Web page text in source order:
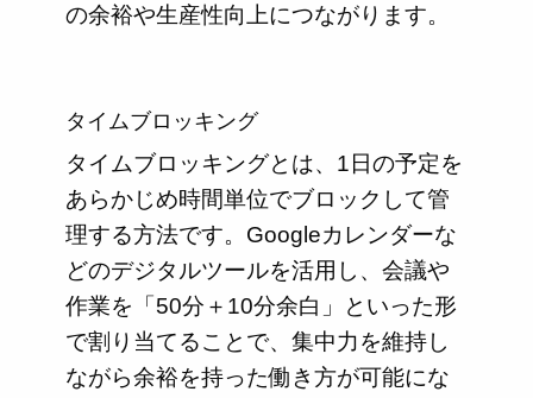
の余裕や生産性向上につながります。
タイムブロッキング
タイムブロッキングとは、1日の予定を
あらかじめ時間単位でブロックして管
理する方法です。Googleカレンダーな
どのデジタルツールを活用し、会議や
作業を「50分＋10分余白」といった形
で割り当てることで、集中力を維持し
ながら余裕を持った働き方が可能にな